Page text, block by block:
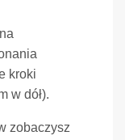
kroki
w dół).
zobaczysz